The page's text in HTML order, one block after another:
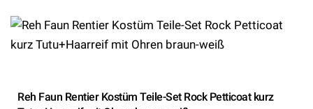
Reh Faun Rentier Kostüm Teile-Set Rock Petticoat kurz